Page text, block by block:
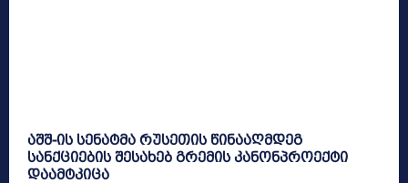
აშშ-ის სენატმა რუსეთის წინააღმდეგ
სანქციების შესახებ გრემის კანონპროექტი
დაამტკიცა